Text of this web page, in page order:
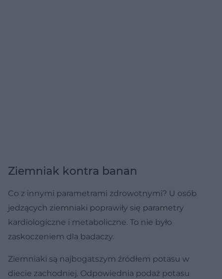
Ziemniak kontra banan
Co z innymi parametrami zdrowotnymi? U osób
jedzących ziemniaki poprawiły się parametry
kardiologiczne i metaboliczne. To nie było
zaskoczeniem dla badaczy.
Ziemniaki są najbogatszym źródłem potasu w
diecie zachodniej. Odpowiednia podaż potasu